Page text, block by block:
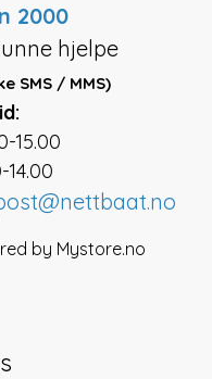
2000
hjelpe
SMS / MMS)
15.00
by Mystore.no